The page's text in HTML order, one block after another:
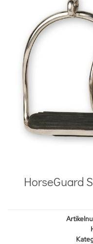
HorseGuard